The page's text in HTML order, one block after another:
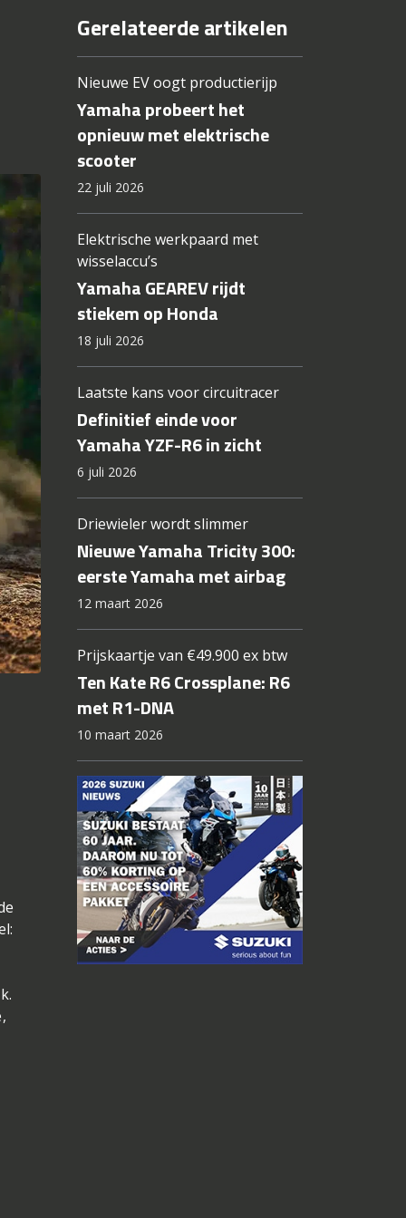
Gerelateerde artikelen
Nieuwe EV oogt productierijp
Yamaha probeert het
opnieuw met elektrische
scooter
22 juli 2026
Elektrische werkpaard met
wisselaccu’s
Yamaha GEAREV rijdt
stiekem op Honda
18 juli 2026
Laatste kans voor circuitracer
Definitief einde voor
Yamaha YZF-R6 in zicht
6 juli 2026
Driewieler wordt slimmer
Nieuwe Yamaha Tricity 300:
eerste Yamaha met airbag
12 maart 2026
Prijskaartje van €49.900 ex btw
Ten Kate R6 Crossplane: R6
met R1-DNA
10 maart 2026